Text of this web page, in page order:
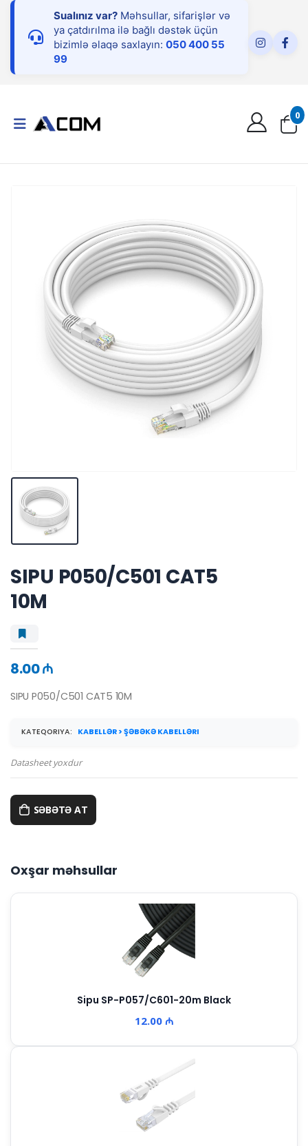
Sualınız var? Məhsullar, sifarişlər və
ya çatdırılma ilə bağlı dəstək üçün
bizimlə əlaqə saxlayın: 050 400 55
99
0
SIPU P050/C501 CAT5
10M
8.00 ₼
SIPU P050/C501 CAT5 10M
KATEQORIYA: KABELLƏR > ŞƏBƏKƏ KABELLƏRI
Datasheet yoxdur
SƏBƏTƏ AT
Oxşar məhsullar
Sipu SP-P057/C601-20m Black
12.00 ₼